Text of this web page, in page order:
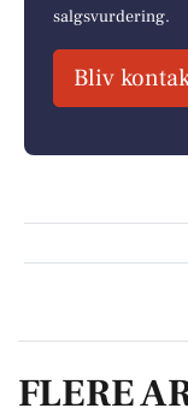
salgsvurdering.
Bliv
FLERE